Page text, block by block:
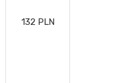
132 PLN